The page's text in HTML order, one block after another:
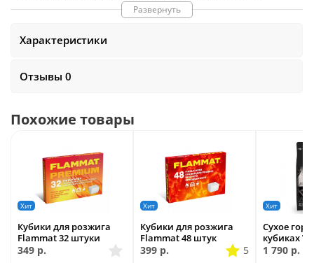
кубиков. Размеры:17 x 5 x 38 см . Вес:350 грамм.
Развернуть
Характеристики
Отзывы 0
Похожие товары
Хит
Кубики для розжига
Flammat 32 штуки
349 р.
Хит
Кубики для розжига
Flammat 48 штук
399 р. 5
Хит
Сухое
кубиках
1 790 р.